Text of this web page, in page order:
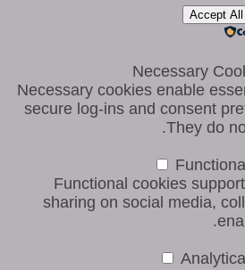
Accept All
Necessary
Necessary cookies enable
secure log-ins and consent
They do
Functional cookies
sharing on social media,